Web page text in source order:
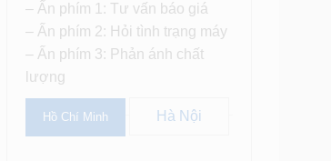
– Ấn phím 1: Tư vấn báo giá
– Ấn phím 2: Hỏi tình trạng máy
– Ấn phím 3: Phản ánh chất
lượng
Hồ Chí Minh Hà Nội